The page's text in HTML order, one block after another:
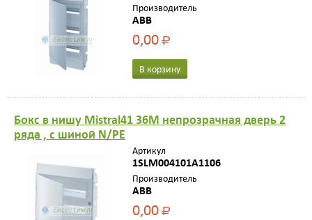
Производитель
ABB
0,00Р
В корзину
Бокс в нишу Mistral41 36М непрозрачная дверь 2
ряда , с шиной N/PE
Артикул
1SLM004101A1106
Производитель
ABB
0,00Р